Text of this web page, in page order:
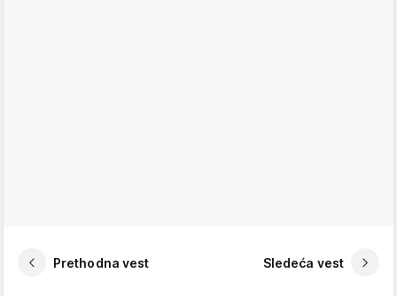
Prethodna vest Sledeća vest